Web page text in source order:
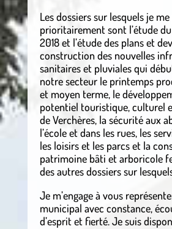
Les dossiers sur lesquels je
prioritairement sont l’étude
2018 et l’étude des plans et
construction des nouvelles
sanitaires et pluviales qui
notre secteur le printemps
et moyen terme, le
potentiel touristique, culturel
de Verchères, la sécurité aux
l’école et dans les rues, les
les loisirs et les parcs et la
patrimoine bâti et arboricole
des autres dossiers sur
Je m’engage à vous
municipal avec constance,
d’esprit et fierté. Je suis